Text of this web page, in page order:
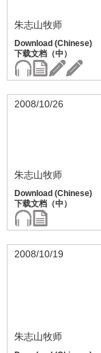
朱志山牧师
2008/10/26
朱志山牧师
2008/10/19
朱志山牧师